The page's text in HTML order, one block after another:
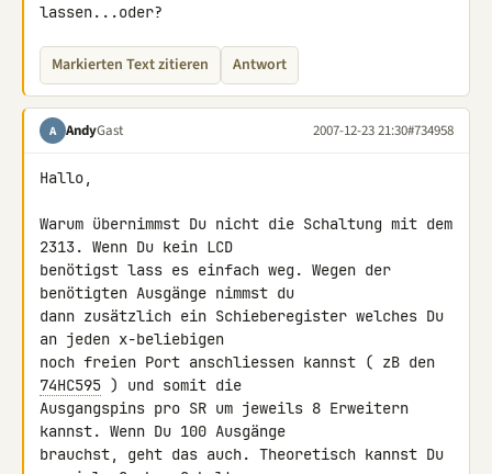
lassen...oder?
Markierten Text zitieren Antwort
A AndyGast 2007-12-23 21:30#734958
Hallo,
Warum übernimmst Du nicht die Schaltung mit dem
2313. Wenn Du kein LCD
benötigst lass es einfach weg. Wegen der
benötigten Ausgänge nimmst du
dann zusätzlich ein Schieberegister welches Du
an jeden x-beliebigen
74HC595 ) und somit die
Ausgangspins pro SR um jeweils 8 Erweitern
kannst. Wenn Du 100 Ausgänge
brauchst, geht das auch. Theoretisch kannst Du